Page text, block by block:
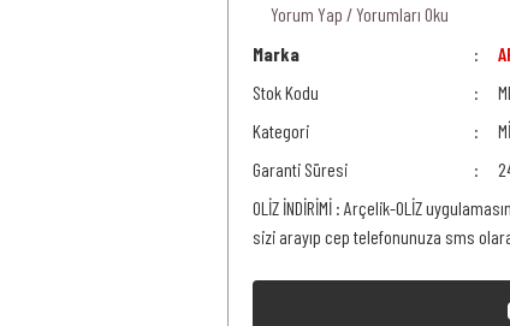
Yorum Yap / Yorumları Oku
Marka
Stok Kodu
Kategori
Garanti Süresi
OLİZ İNDİRİMİ : Arçelik-OLİZ
sizi arayıp cep telefonunuza sms